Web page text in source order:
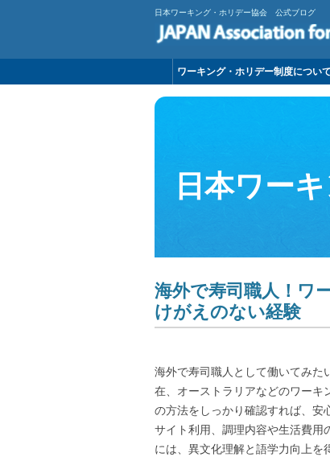
日本ワーキング・ホリデー協会 公式ブログ
ワーキング・ホリデー制度について
日本ワー
海外で寿司職人！ワ
けがえのない経験
海外で寿司職人として働いてみた
在、オーストラリアなどのワーキ
の方法をしっかり確認すれば、安
サイト利用、調理内容や生活費用
には、異文化理解と語学力向上を